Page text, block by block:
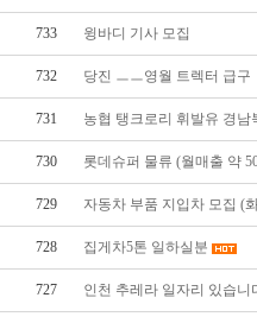
733 윙바디 기사 모집
732 당진 ㅡㅡ영월 트렉터 급구
731 농협 탱크로리 휘발유 경
730 롯데슈퍼 물류 (월매출 약
729 자동차 부품 지입차 모집 (
728 집게차5톤 일하실분
727 인천 추레라 일자리 있습